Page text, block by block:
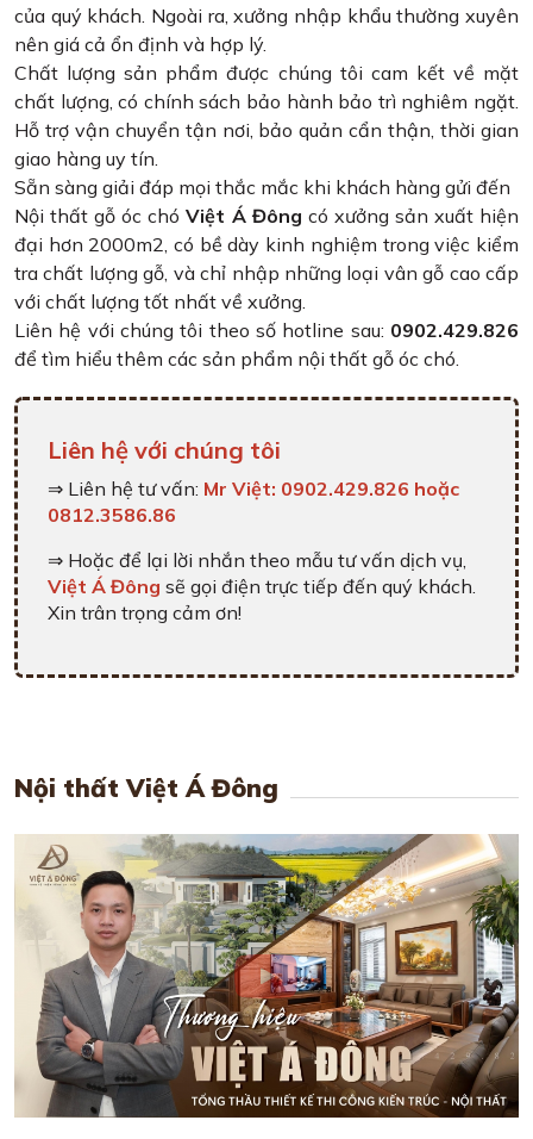
của quý khách. Ngoài ra, xưởng nhập khẩu thường xuyên
nên giá cả ổn định và hợp lý.
Chất lượng sản phẩm được chúng tôi cam kết về mặt
chất lượng, có chính sách bảo hành bảo trì nghiêm ngặt.
Hỗ trợ vận chuyển tận nơi, bảo quản cẩn thận, thời gian
giao hàng uy tín.
Sẵn sàng giải đáp mọi thắc mắc khi khách hàng gửi đến
Nội thất gỗ óc chóViệt Á Đông có xưởng sản xuất hiện
đại hơn 2000m2, có bề dày kinh nghiệm trong việc kiểm
tra chất lượng gỗ, và chỉ nhập những loại vân gỗ cao cấp
với chất lượng tốt nhất về xưởng.
Liên hệ với chúng tôi theo số hotline sau: 0902.429.826
để tìm hiểu thêm các sản phẩm nội thất gỗ óc chó.
Liên hệ với chúng tôi
⇒ Liên hệ tư vấn: Mr Việt: 0902.429.826 hoặc
0812.3586.86
⇒ Hoặc để lại lời nhắn theo mẫu tư vấn dịch vụ,
Việt Á Đông sẽ gọi điện trực tiếp đến quý khách.
Xin trân trọng cảm ơn!
Nội thất Việt Á Đông